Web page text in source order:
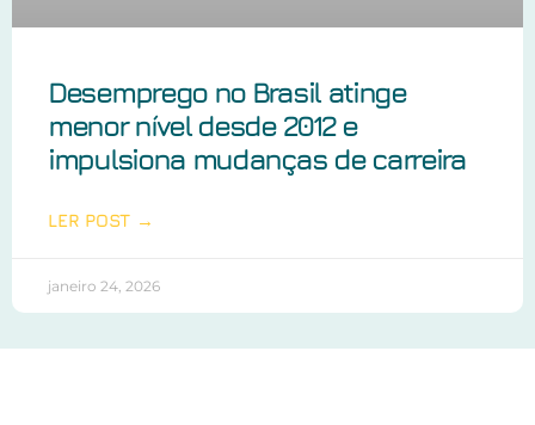
Desemprego no Brasil atinge
menor nível desde 2012 e
impulsiona mudanças de carreira
LER POST →
janeiro 24, 2026